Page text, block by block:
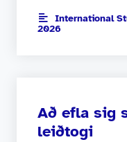
International
2026
Að efla sig
leiðtogi